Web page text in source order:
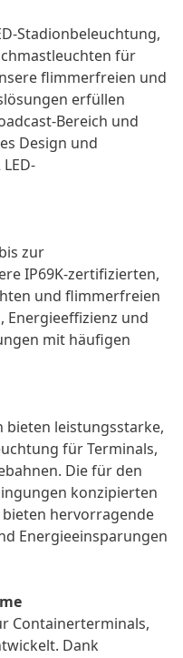
Stadionbeleuchtung,
für
flimmerfreien und
erfüllen
Bereich und
Design und
zur
IP69K-zertifizierten,
und flimmerfreien
Energieeffizienz und
mit häufigen
bieten leistungsstarke,
für Terminals,
Die für den
konzipierten
bieten hervorragende
Energieeinsparungen
Containerterminals,
Dank